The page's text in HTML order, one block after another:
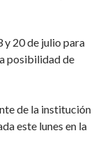
y 20 de julio para
posibilidad de
de la institución
este lunes en la